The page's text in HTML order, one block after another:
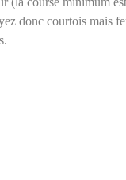
donc courtois